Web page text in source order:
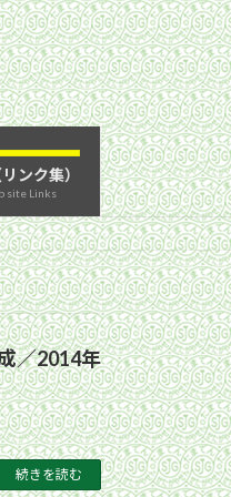
ンク集）
site Links
／2014年
続きを読む